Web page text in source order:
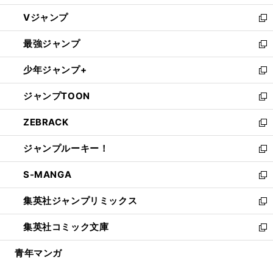
ウ
ィ
ン
ド
ウ
で
開
く
し
い
ウ
ィ
ン
ド
ウ
で
開
く
Vジャンプ
新
し
い
ウ
ィ
ン
ド
ウ
で
開
く
最強ジャンプ
新
し
い
ウ
ィ
ン
ド
ウ
で
開
く
少年ジャンプ+
新
し
い
ウ
ィ
ン
ド
ウ
で
開
く
ジャンプTOON
新
し
い
ウ
ィ
ン
ド
ウ
で
開
く
ZEBRACK
新
し
い
ウ
ィ
ン
ド
ウ
で
開
ジャンプルーキー！
新
し
い
ウ
ィ
ン
ド
ウ
S-MANGA
新
し
い
ウ
ィ
ン
集英社ジャンプリミックス
新
し
い
ウ
集英社コミック文庫
新
し
青年マンガ